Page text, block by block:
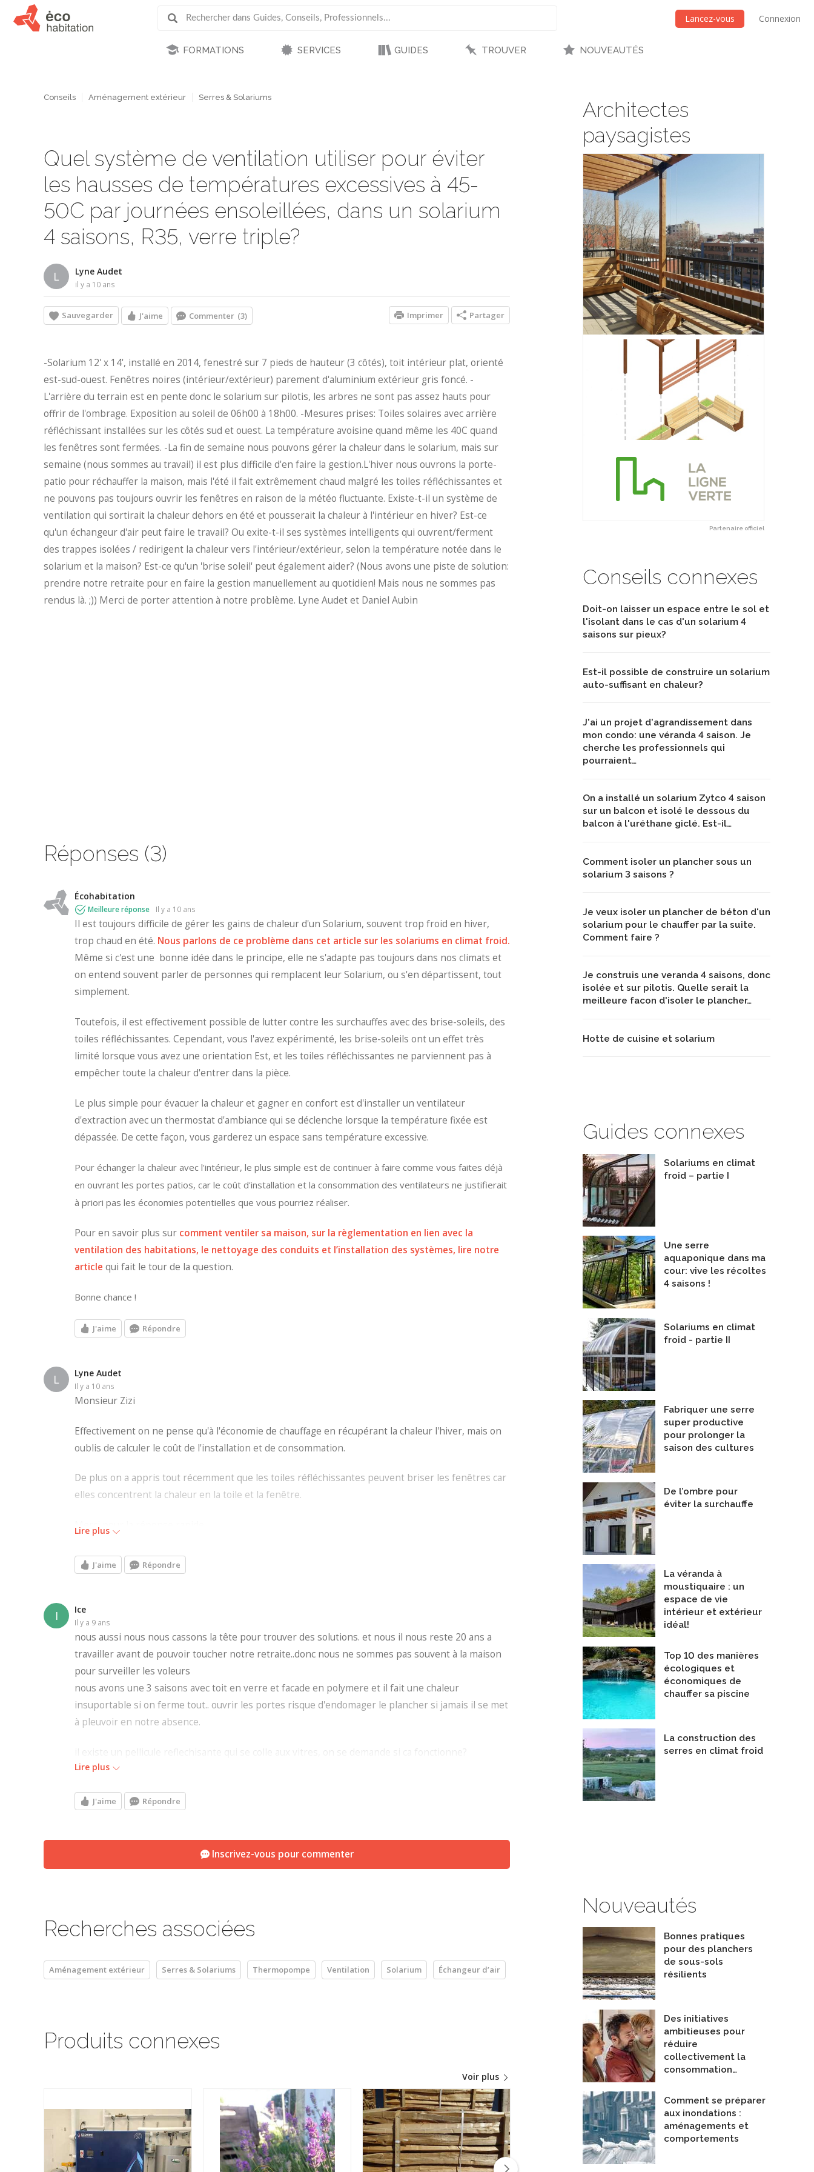
Lancez-vous Connexion
FORMATIONS SERVICES GUIDES TROUVER NOUVEAUTÉS
Architectes
paysagistes
Partenaire officiel
Conseils connexes
Doit-on laisser un espace entre le sol et
l'isolant dans le cas d'un solarium 4
saisons sur pieux?
Est-il possible de construire un solarium
auto-suffisant en chaleur?
J'ai un projet d'agrandissement dans
mon condo: une véranda 4 saison. Je
cherche les professionnels qui
pourraient…
On a installé un solarium Zytco 4 saison
sur un balcon et isolé le dessous du
balcon à l'uréthane giclé. Est-il…
Comment isoler un plancher sous un
solarium 3 saisons ?
Je veux isoler un plancher de béton d'un
solarium pour le chauffer par la suite.
Comment faire ?
Je construis une veranda 4 saisons, donc
isolée et sur pilotis. Quelle serait la
meilleure facon d'isoler le plancher…
Hotte de cuisine et solarium
Guides connexes
Solariums en climat
froid – partie I
Une serre
aquaponique dans ma
cour: vive les récoltes
4 saisons !
Solariums en climat
froid - partie II
Fabriquer une serre
super productive
pour prolonger la
saison des cultures
De l’ombre pour
éviter la surchauffe
La véranda à
moustiquaire : un
espace de vie
intérieur et extérieur
idéal!
Top 10 des manières
écologiques et
économiques de
chauffer sa piscine
La construction des
serres en climat froid
Nouveautés
Bonnes pratiques
pour des planchers
de sous-sols
résilients
Des initiatives
ambitieuses pour
réduire
collectivement la
consommation…
Comment se préparer
aux inondations :
aménagements et
comportements
Conseils Aménagement extérieur Serres & Solariums
Quel système de ventilation utiliser pour éviter
les hausses de températures excessives à 45-
50C par journées ensoleillées, dans un solarium
4 saisons, R35, verre triple?
L Lyne Audet
il y a 10 ans
Sauvegarder J'aime Commenter (3) Partager
Imprimer
-Solarium 12' x 14', installé en 2014, fenestré sur 7 pieds de hauteur (3 côtés), toit intérieur plat, orienté
est-sud-ouest. Fenêtres noires (intérieur/extérieur) parement d'aluminium extérieur gris foncé. -
L'arrière du terrain est en pente donc le solarium sur pilotis, les arbres ne sont pas assez hauts pour
offrir de l'ombrage. Exposition au soleil de 06h00 à 18h00. -Mesures prises: Toiles solaires avec arrière
réfléchissant installées sur les côtés sud et ouest. La température avoisine quand même les 40C quand
les fenêtres sont fermées. -La fin de semaine nous pouvons gérer la chaleur dans le solarium, mais sur
semaine (nous sommes au travail) il est plus difficile d'en faire la gestion.L'hiver nous ouvrons la porte-
patio pour réchauffer la maison, mais l'été il fait extrêmement chaud malgré les toiles réfléchissantes et
ne pouvons pas toujours ouvrir les fenêtres en raison de la météo fluctuante. Existe-t-il un système de
ventilation qui sortirait la chaleur dehors en été et pousserait la chaleur à l'intérieur en hiver? Est-ce
qu'un échangeur d'air peut faire le travail? Ou exite-t-il ses systèmes intelligents qui ouvrent/ferment
des trappes isolées / redirigent la chaleur vers l'intérieur/extérieur, selon la température notée dans le
solarium et la maison? Est-ce qu'un 'brise soleil' peut également aider? (Nous avons une piste de solution:
prendre notre retraite pour en faire la gestion manuellement au quotidien! Mais nous ne sommes pas
rendus là. ;)) Merci de porter attention à notre problème. Lyne Audet et Daniel Aubin
Réponses (3)
Écohabitation
Meilleure réponse il y a 10 ans
Il est toujours difficile de gérer les gains de chaleur d'un Solarium, souvent trop froid en hiver,
trop chaud en été. Nous parlons de ce problème dans cet article sur les solariums en climat froid.
Même si c'est une bonne idée dans le principe, elle ne s'adapte pas toujours dans nos climats et
on entend souvent parler de personnes qui remplacent leur Solarium, ou s'en départissent, tout
simplement.
Toutefois, il est effectivement possible de lutter contre les surchauffes avec des brise-soleils, des
toiles réfléchissantes. Cependant, vous l'avez expérimenté, les brise-soleils ont un effet très
limité lorsque vous avez une orientation Est, et les toiles réfléchissantes ne parviennent pas à
empêcher toute la chaleur d'entrer dans la pièce.
Le plus simple pour évacuer la chaleur et gagner en confort est d'installer un ventilateur
d'extraction avec un thermostat d'ambiance qui se déclenche lorsque la température fixée est
dépassée. De cette façon, vous garderez un espace sans température excessive.
Pour échanger la chaleur avec l'intérieur, le plus simple est de continuer à faire comme vous faites déjà
en ouvrant les portes patios, car le coût d'installation et la consommation des ventilateurs ne justifierait
à priori pas les économies potentielles que vous pourriez réaliser.
Pour en savoir plus sur comment ventiler sa maison, sur la règlementation en lien avec la
ventilation des habitations, le nettoyage des conduits et l’installation des systèmes, lire notre
article qui fait le tour de la question.
Bonne chance !
J'aime Répondre
L Lyne Audet
il y a 10 ans
Monsieur Zizi
Effectivement on ne pense qu'à l'économie de chauffage en récupérant la chaleur l'hiver, mais on
oublis de calculer le coût de l'installation et de consommation.
De plus on a appris tout récemment que les toiles réfléchissantes peuvent briser les fenêtres car
elles concentrent la chaleur en la toile et la fenêtre.
Merci pour la réponse rapide.
Lire plus
J'aime Répondre
I Ice
il y a 9 ans
nous aussi nous nous cassons la tête pour trouver des solutions. et nous il nous reste 20 ans a
travailler avant de pouvoir toucher notre retraite..donc nous ne sommes pas souvent à la maison
pour surveiller les voleurs
nous avons une 3 saisons avec toit en verre et facade en polymere et il fait une chaleur
insuportable si on ferme tout.. ouvrir les portes risque d'endomager le plancher si jamais il se met
à pleuvoir en notre absence.
quelqu'un a essayé? en hiver ca rend pas la,piece trop froide?
nous avons des fenetres guillotines dans notre solarium 3 saisons, qu'on laisse legerement
Lire plus
J'aime Répondre
Inscrivez-vous pour commenter
Recherches associées
Aménagement extérieur Serres & Solariums Thermopompe Ventilation Solarium Échangeur d’air
Produits connexes
Voir plus